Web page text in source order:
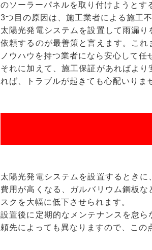
のソーラーパネルを取り付けようと
3つ目の原因は、施工業者による施工
太陽光発電システムを設置して雨漏
依頼するのが最善策と言えます。こ
ノウハウを持つ業者になら安心して任
それに加えて、施工保証があればよ
れば、トラブルが起きても心配いりま
太陽光発電システムを設置するとき
費用が高くなる、ガルバリウム鋼板
スクを大幅に低下させられます。
設置後に定期的なメンテナンスを怠
頼先によっても異なりますので、こ